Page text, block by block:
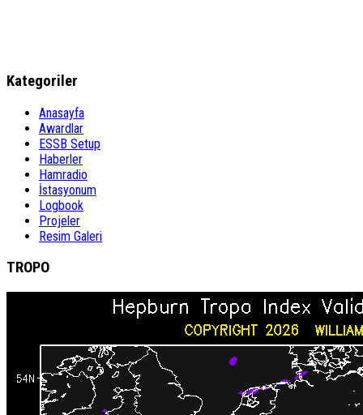
Kategoriler
Anasayfa
Awardlar
ESSB Setup
Haberler
Hamradio
İstasyonum
Logbook
Projeler
Resim Galeri
TROPO